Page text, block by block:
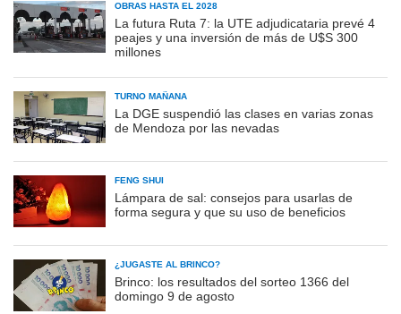
OBRAS HASTA EL 2028
La futura Ruta 7: la UTE adjudicataria prevé 4
peajes y una inversión de más de U$S 300
millones
TURNO MAÑANA
La DGE suspendió las clases en varias zonas
de Mendoza por las nevadas
FENG SHUI
Lámpara de sal: consejos para usarlas de
forma segura y que su uso de beneficios
¿JUGASTE AL BRINCO?
Brinco: los resultados del sorteo 1366 del
domingo 9 de agosto